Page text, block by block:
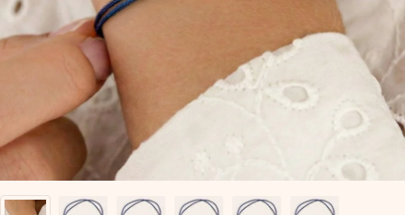
Carte de vœux gratuite
Créez quelque chose d’unique en quelques étapes – avec
son prénom, votre photo ou un message qui touche le cœur.
Sans complications, juste tout l’amour pour le moment idéal.